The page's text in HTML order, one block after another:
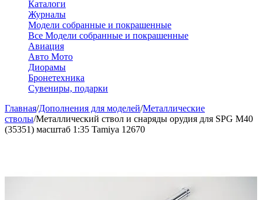
Каталоги
Журналы
Модели собранные и покрашенные
Все Модели собранные и покрашенные
Авиация
Авто Мото
Диорамы
Бронетехника
Сувениры, подарки
Главная/Дополнения для моделей/Металлические
стволы/Металлический ствол и снаряды орудия для SPG M40
(35351) масштаб 1:35 Tamiya 12670